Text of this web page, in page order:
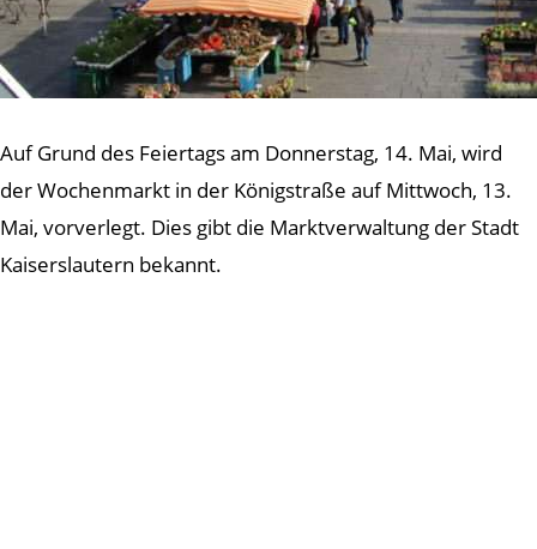
Auf Grund des Feiertags am Donnerstag, 14. Mai, wird
der Wochenmarkt in der Königstraße auf Mittwoch, 13.
Mai, vorverlegt. Dies gibt die Marktverwaltung der Stadt
Kaiserslautern bekannt.